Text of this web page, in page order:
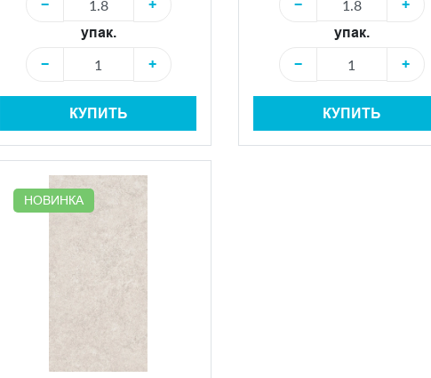
−
+
упак.
−
+
КУПИТЬ
−
+
упак.
−
+
КУПИТЬ
НОВИНКА